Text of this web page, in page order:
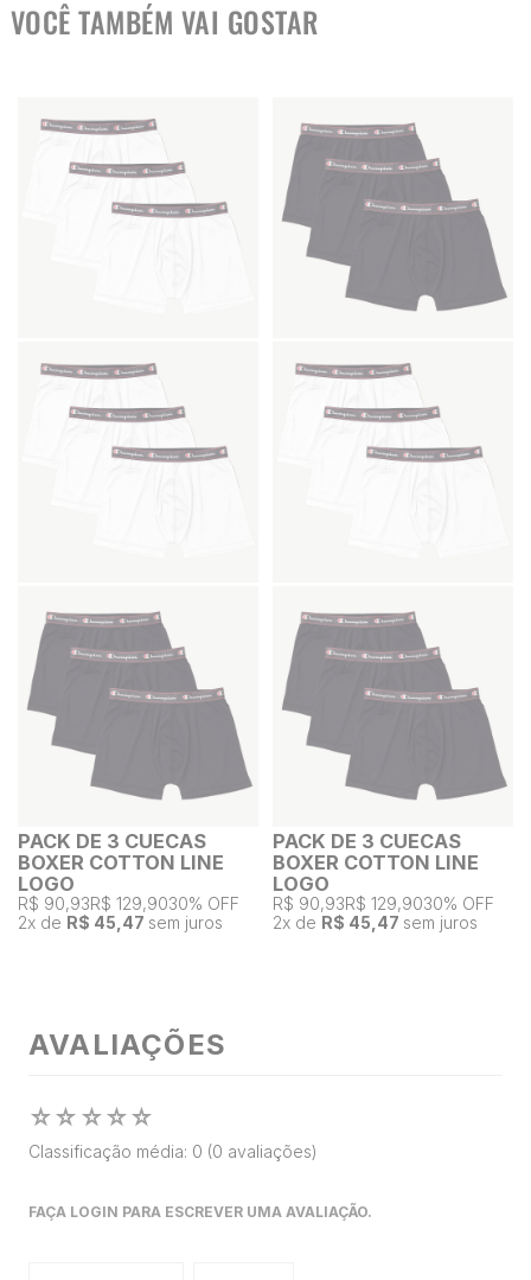
VOCÊ TAMBÉM VAI GOSTAR
PACK DE 3 CUECAS
BOXER COTTON LINE
LOGO
R$ 90,93R$ 129,9030% OFF
2x de R$ 45,47 sem juros
PACK DE 3 CUECAS
BOXER COTTON LINE
LOGO
R$ 90,93R$ 129,9030% OFF
2x de R$ 45,47 sem juros
AVALIAÇÕES
☆☆ ☆☆☆
Classificação média: 0 (0 avaliações)
FAÇA LOGIN PARA ESCREVER UMA AVALIAÇÃO.